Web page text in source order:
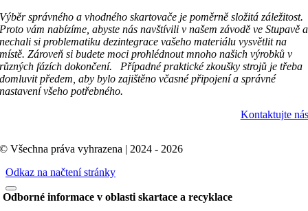
Výběr správného a vhodného skartovače je poměrně složitá záležitost.
Proto vám nabízíme, abyste nás navštívili v našem závodě ve Stupavě a
nechali si problematiku dezintegrace vašeho materiálu vysvětlit na
místě. Zároveň si budete moci prohlédnout mnoho našich výrobků v
různých fázích dokončení. Případné praktické zkoušky strojů je třeba
domluvit předem, aby bylo zajištěno včasné připojení a správné
nastavení všeho potřebného.
Kontaktujte nás
© Všechna práva vyhrazena | 2024 - 2026
Odkaz na načtení stránky
Odborné informace v oblasti skartace a recyklace